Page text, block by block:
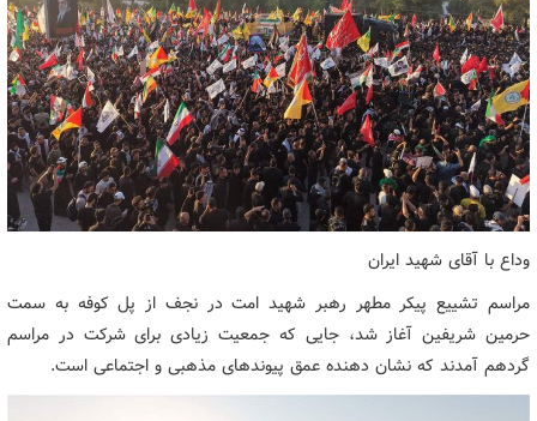
وداع با آقای شهید ایران
مراسم تشییع پیکر مطهر رهبر شهید امت در نجف از پل کوفه به سمت
حرمین شریفین آغاز شد، جایی که جمعیت زیادی برای شرکت در مراسم
گردهم آمدند که نشان دهنده عمق پیوندهای مذهبی و اجتماعی است.